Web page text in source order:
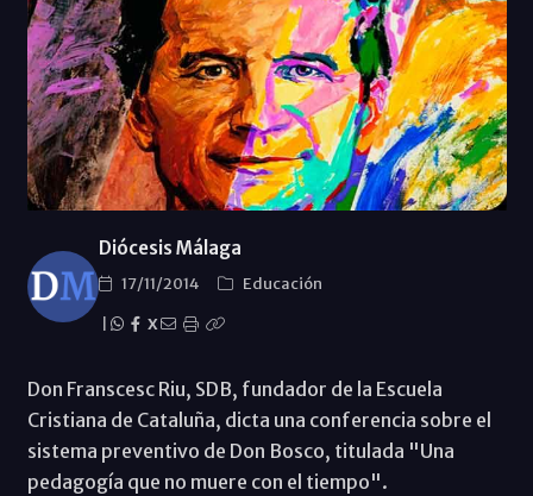
Diócesis Málaga
17/11/2014
Educación
X
Don Franscesc Riu, SDB, fundador de la Escuela
Cristiana de Cataluña, dicta una conferencia sobre el
sistema preventivo de Don Bosco, titulada "Una
pedagogía que no muere con el tiempo".